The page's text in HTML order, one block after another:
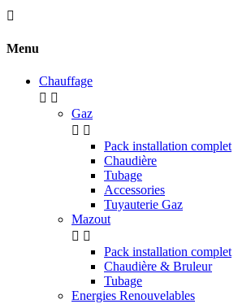

Menu
Chauffage
 
Gaz
 
Pack installation complet
Chaudière
Tubage
Accessories
Tuyauterie Gaz
Mazout
 
Pack installation complet
Chaudière & Bruleur
Tubage
Energies Renouvelables